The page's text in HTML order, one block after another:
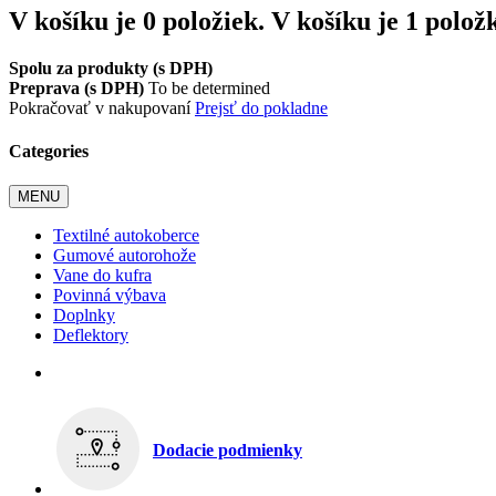
V košíku je 0 položiek. V košíku je 1
Spolu za produkty (s DPH)
Preprava (s DPH) To be determined
Pokračovať v nakupovaníPrejsť do pokladne
Categories
MENU
Textilné autokoberce
Gumové autorohože
Vane do kufra
Povinná výbava
Doplnky
Deflektory
Dodacie podmienky